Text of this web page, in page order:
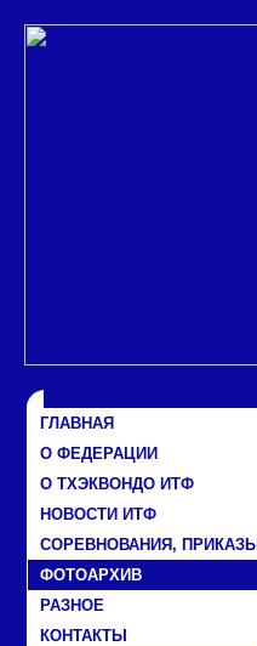
ГЛАВНАЯ
О ФЕДЕРАЦИИ
О ТХЭКВОНДО ИТФ
НОВОСТИ ИТФ
СОРЕВНОВАНИЯ, ПРИКАЗЫ
ФОТОАРХИВ
РАЗНОЕ
КОНТАКТЫ